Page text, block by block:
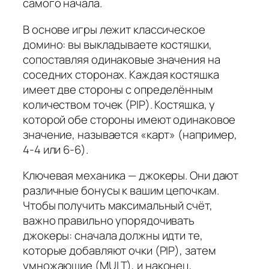
самого начала.
В основе игры лежит классическое
домино: вы выкладываете костяшки,
сопоставляя одинаковые значения на
соседних сторонах. Каждая костяшка
имеет две стороны с определённым
количеством точек (PIP). Костяшка, у
которой обе стороны имеют одинаковое
значение, называется «карт» (например,
4-4 или 6-6).
Ключевая механика — джокеры. Они дают
различные бонусы к вашим цепочкам.
Чтобы получить максимальный счёт,
важно правильно упорядочивать
джокеры: сначала должны идти те,
которые добавляют очки (PIP), затем
умножающие (MULT), и наконец,